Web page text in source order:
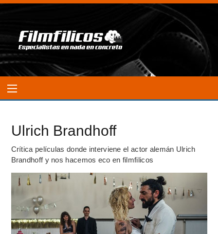
Ulrich Brandhoff
Crítica películas donde interviene el actor alemán Ulrich
Brandhoff y nos hacemos eco en filmfilicos